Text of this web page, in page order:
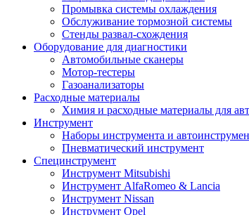
Промывка системы охлаждения
Обслуживание тормозной системы
Стенды развал-схождения
Оборудование для диагностики
Автомобильные сканеры
Мотор-тестеры
Газоанализаторы
Расходные материалы
Химия и расходные материалы для
Инструмент
Наборы инструмента и
Пневматический инструмент
Специнструмент
Инструмент Mitsubishi
Инструмент AlfaRomeo & Lancia
Инструмент Nissan
Инструмент Opel